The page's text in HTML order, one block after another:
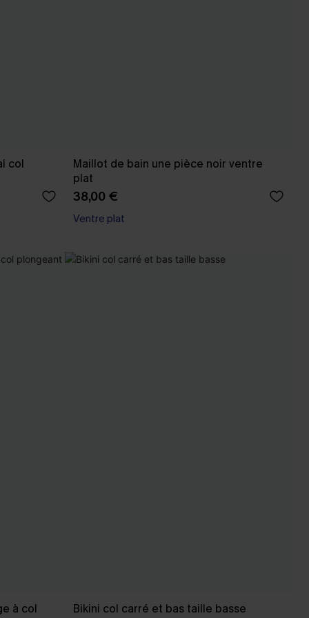
col
Maillot de bain une pièce noir ventre
plat
38,00 €
Ventre plat
à col
Bikini col carré et bas taille basse